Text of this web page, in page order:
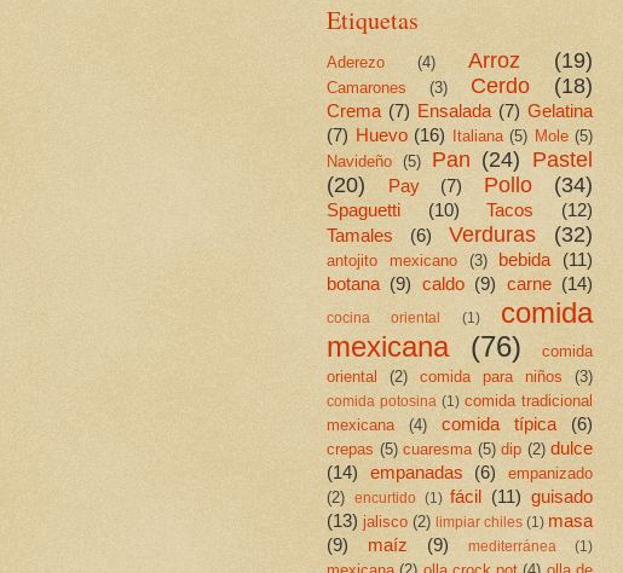
Etiquetas
Aderezo (4) Arroz (19)
Camarones (3) Cerdo (18)
Crema (7) Ensalada (7) Gelatina
(7) Huevo (16) Italiana (5) Mole (5)
Navideño (5) Pan (24) Pastel
(20)
Pay (7) Pollo (34)
Spaguetti (10) Tacos
(12)
Tamales
(6) Verduras (32)
antojito mexicano (3) bebida
(11)
botana (9) caldo (9) carne (14)
cocina oriental (1)
comida
mexicana
(76)
comida
oriental
(2) comida para niños (3)
comida potosina (1) comida tradicional
mexicana
(4) comida típica (6)
crepas (5) cuaresma (5) dip (2) dulce
(14)
empanadas (6)
empanizado
(2)
encurtido (1) fácil (11) guisado
(13) jalisco (2) limpiar chiles (1) masa
(9)
maíz (9) mediterránea (1)